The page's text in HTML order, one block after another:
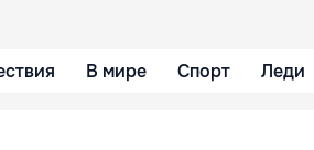
В мире Спорт Леди